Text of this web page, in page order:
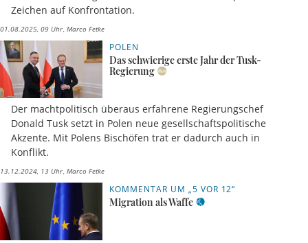
Zeichen auf Konfrontation.
01.08.2025, 09 Uhr Marco Fetke
POLEN
Das schwierige erste Jahr der Tusk-
Regierung
Der machtpolitisch überaus erfahrene Regierungschef
Donald Tusk setzt in Polen neue gesellschaftspolitische
Akzente. Mit Polens Bischöfen trat er dadurch auch in
Konflikt.
13.12.2024, 13 Uhr Marco Fetke
KOMMENTAR UM „5 VOR 12“
Migration als Waffe